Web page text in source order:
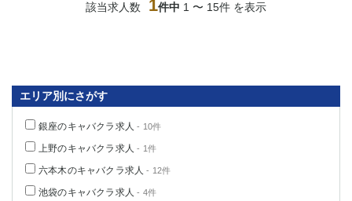
該当求人数 1件中 1 〜 15件 を表示
エリア別にさがす
銀座のキャバクラ求人- 10件
上野のキャバクラ求人- 1件
六本木のキャバクラ求人- 12件
池袋のキャバクラ求人- 4件
本厚木
武蔵小杉
小田原
関内・馬車道・日ノ出町 武蔵新城
元住吉